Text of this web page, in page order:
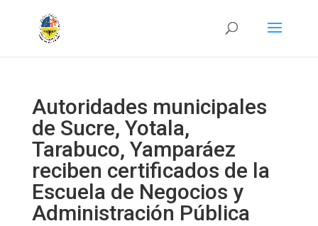
Autoridades municipales
de Sucre, Yotala,
Tarabuco, Yamparáez
reciben certificados de la
Escuela de Negocios y
Administración Pública